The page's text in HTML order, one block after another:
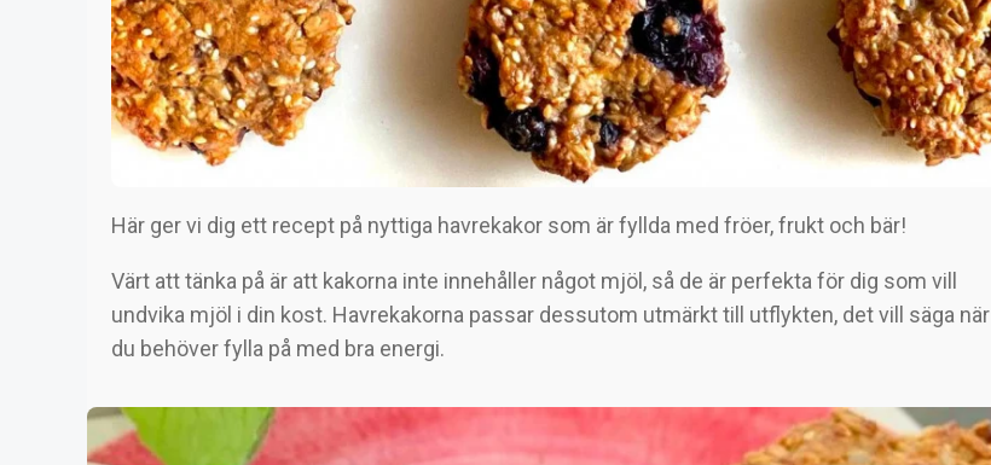
Här ger vi dig ett recept på nyttiga havrekakor som är fyllda med fröer, frukt och bär!
Värt att tänka på är att kakorna inte innehåller något mjöl, så de är perfekta för dig som vill
undvika mjöl i din kost. Havrekakorna passar dessutom utmärkt till utflykten, det vill säga när
du behöver fylla på med bra energi.